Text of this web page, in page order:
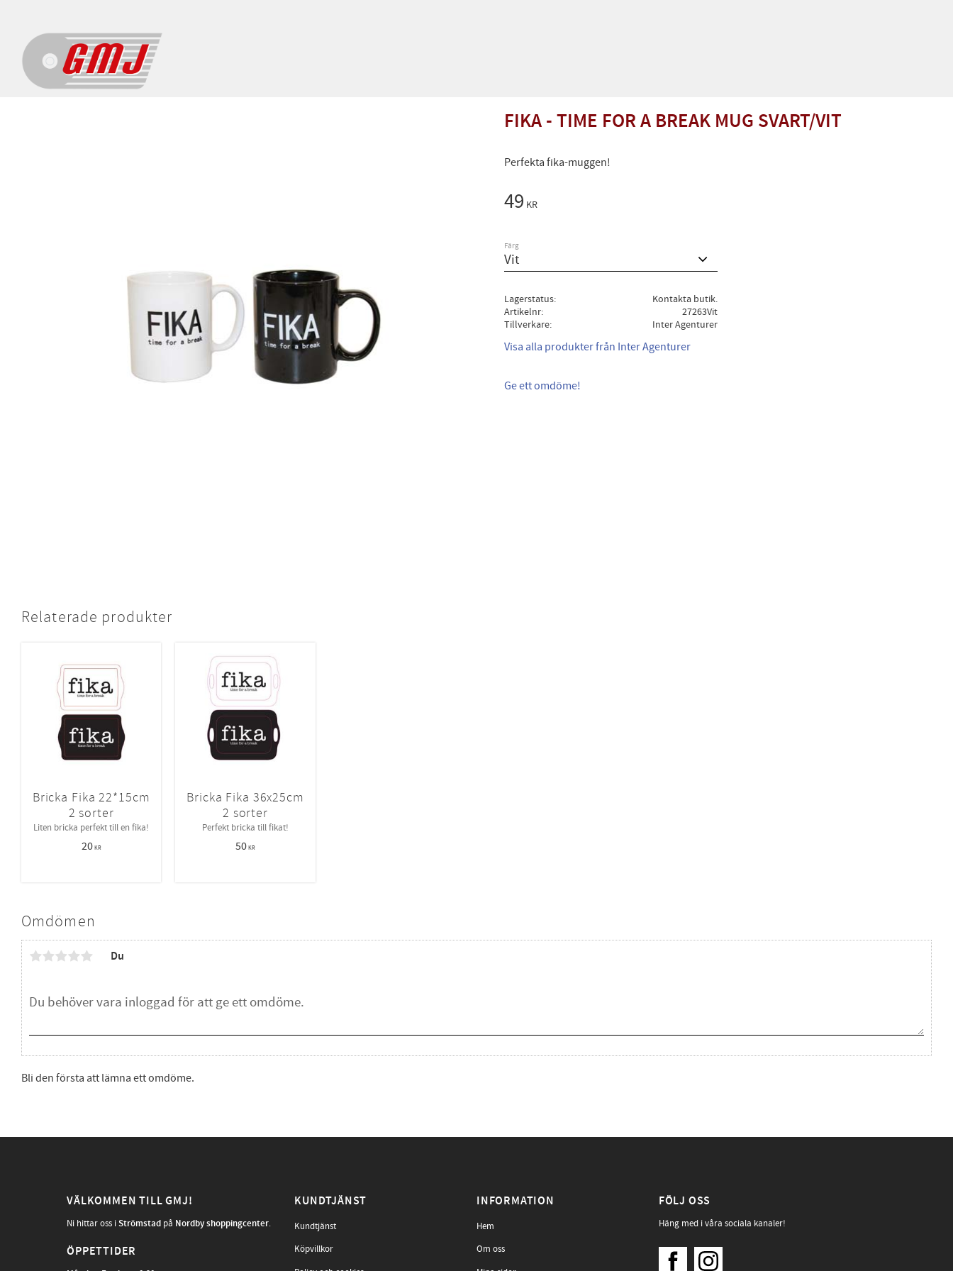
FIKA - TIME FOR A BREAK MUG SVART/VIT
Perfekta fika-muggen!
49 KR
Färg
Lagerstatus
Kontakta butik.
Artikelnr
27263Vit
Tillverkare
Inter Agenturer
Visa alla produkter från Inter Agenturer
Ge ett omdöme!
Omdömen
Du
Bli den första att lämna ett omdöme.
Relaterade produkter
Bricka Fika 22*15cm
2 sorter
Liten bricka perfekt till en fika!
20KR
Bricka Fika 36x25cm
2 sorter
​Perfekt bricka till fikat!
50KR
VÄLKOMMEN TILL GMJ!
Ni hittar oss iStrömstad på Nordby shoppingcenter.
ÖPPETTIDER
KUNDTJÄNST
Kundtjänst
Köpvillkor
INFORMATION
Hem
Om oss
FÖLJ OSS
Häng med i våra sociala kanaler!